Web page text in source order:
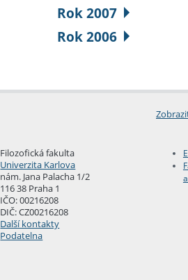
Rok 2007
Rok 2006
Filozofická fakulta
Univerzita Karlova
nám. Jana Palacha 1/2
116 38 Praha 1
IČO: 00216208
DIČ: CZ00216208
Další kontakty
Podatelna